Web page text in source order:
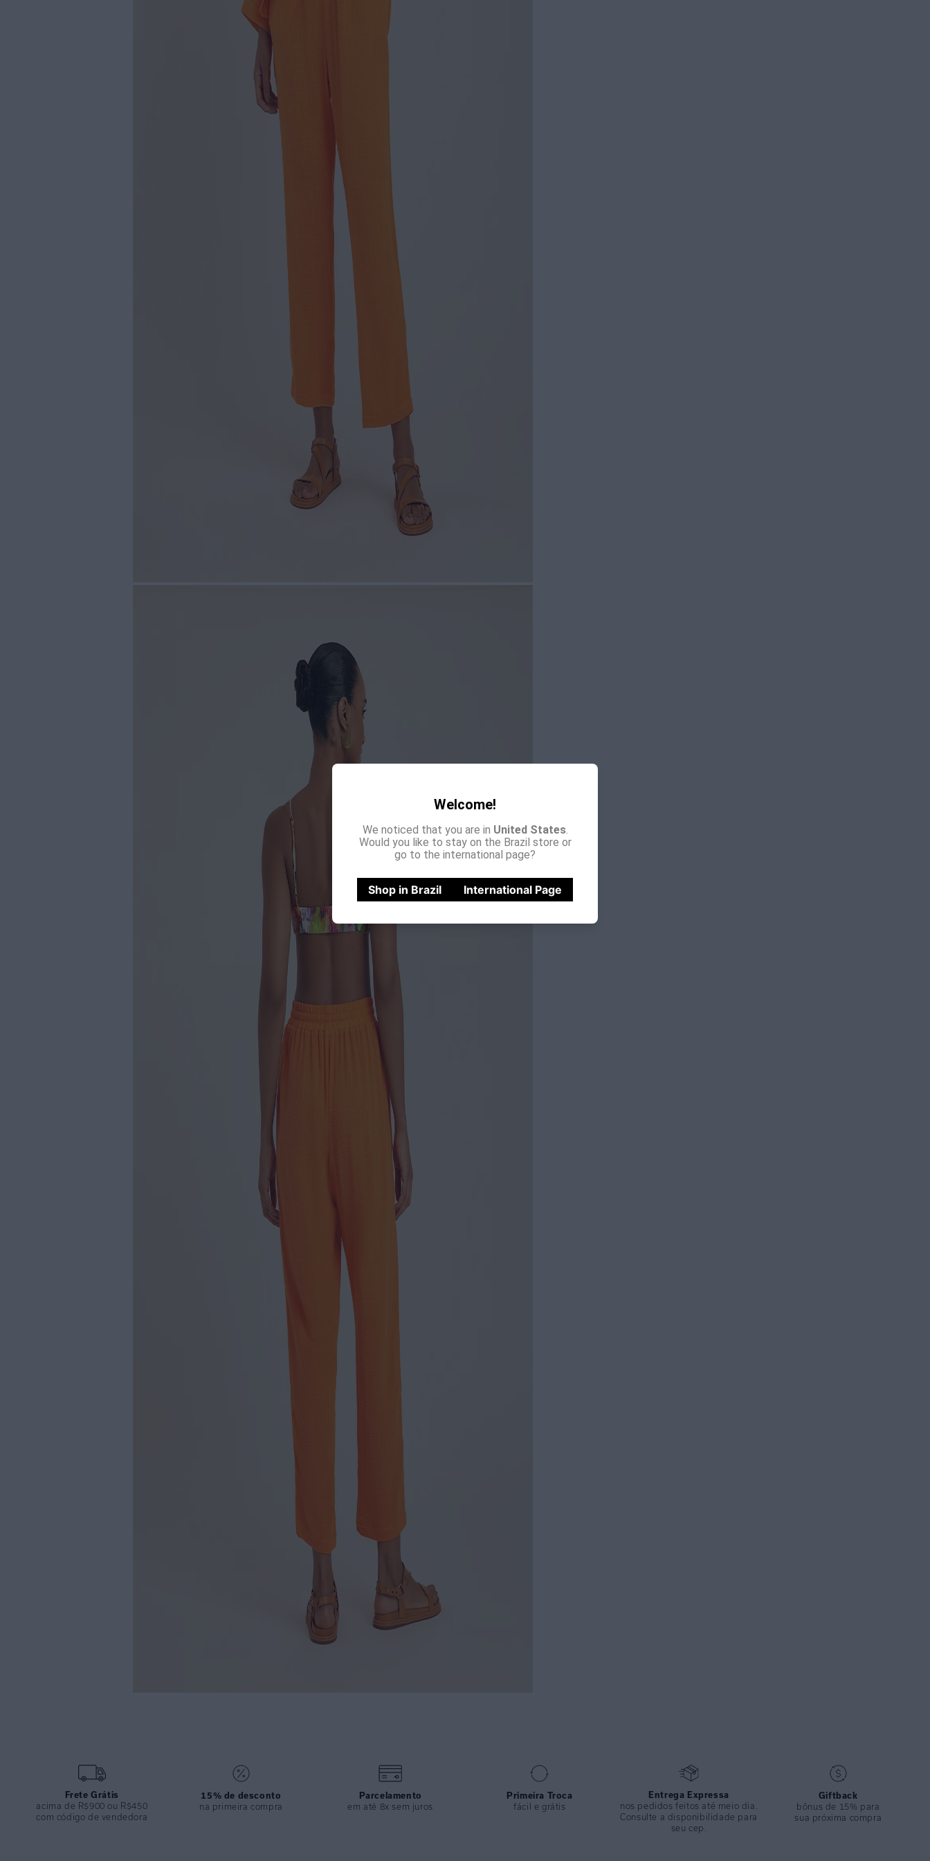
Welcome!
We noticed that you are in United States.
Would you like to stay on the Brazil store or
go to the international page?
Shop in Brazil International Page
Frete Grátis
acima de R$900 ou R$450
com código de vendedora
15% de desconto
na primeira compra
Parcelamento
em até 8x sem juros
Primeira Troca
fácil e grátis
Entrega Expressa
nos pedidos feitos até meio dia.
Consulte a disponibilidade para
seu cep.
Giftback
bônus de 15% para
sua próxima compra